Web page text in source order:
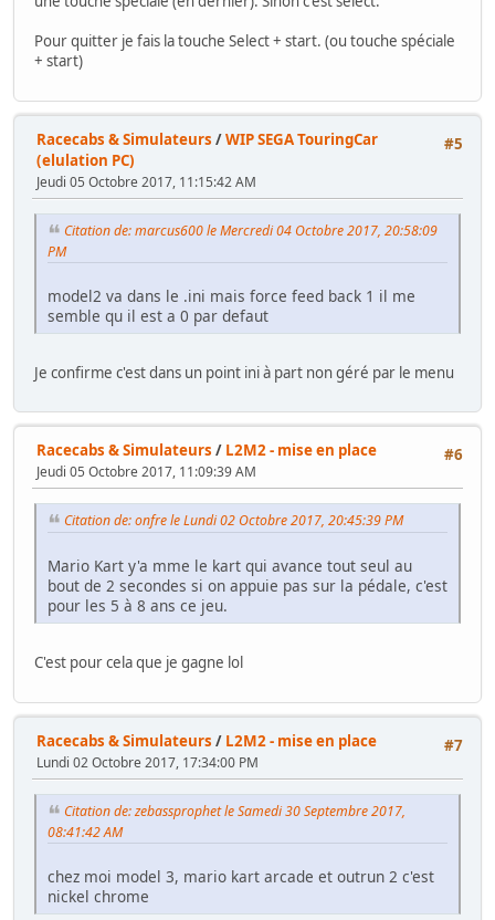
Pour quitter je fais la touche Select + start. (ou touche spéciale
+ start)
#5
Racecabs & Simulateurs /WIP SEGA TouringCar
(elulation PC)
Jeudi 05 Octobre 2017, 11:15:42 AM
Citation de: marcus600 le Mercredi 04 Octobre 2017, 20:58:09
PM
model2 va dans le .ini mais force feed back 1 il me
semble qu il est a 0 par defaut
Je confirme c'est dans un point ini à part non géré par le menu
#6
Racecabs & Simulateurs / L2M2 - mise en place
Jeudi 05 Octobre 2017, 11:09:39 AM
Citation de: onfre le Lundi 02 Octobre 2017, 20:45:39 PM
Mario Kart y'a mme le kart qui avance tout seul au
bout de 2 secondes si on appuie pas sur la pédale, c'est
pour les 5 à 8 ans ce jeu.
C'est pour cela que je gagne lol
#7
Racecabs & Simulateurs / L2M2 - mise en place
Lundi 02 Octobre 2017, 17:34:00 PM
Citation de: zebassprophet le Samedi 30 Septembre 2017,
08:41:42 AM
chez moi model 3, mario kart arcade et outrun 2 c'est
nickel chrome